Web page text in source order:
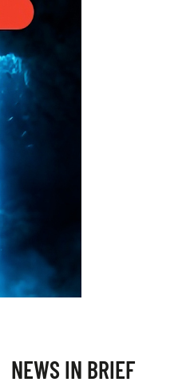
NEWS IN BRIEF